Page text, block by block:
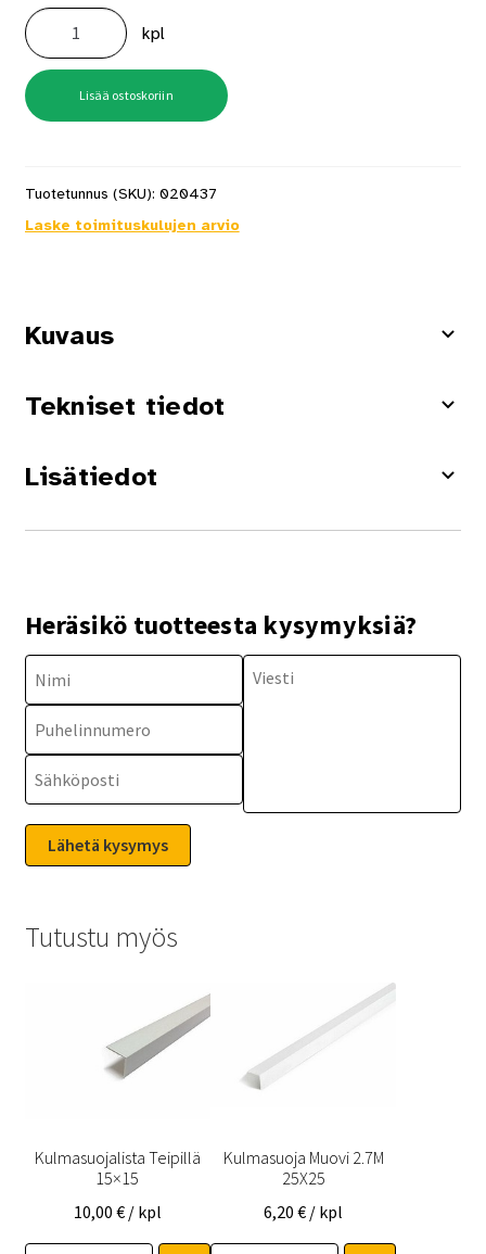
L-
Lista
16X42/8X2200
Valkoinen
määrä
kpl
Lisää ostoskoriin
Tuotetunnus (SKU): 020437
Laske toimituskulujen arvio
Kuvaus
Tekniset tiedot
Lisätiedot
Heräsikö tuotteesta kysymyksiä?
Tutustu myös
Kulmasuojalista Teipillä
15×15
10,00 € / kpl
Kulmasuoja Muovi 2.7M
25X25
6,20€ / kpl